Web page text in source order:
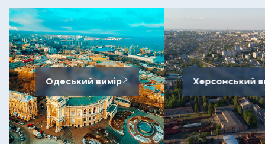
Одеський вимір Херсонський